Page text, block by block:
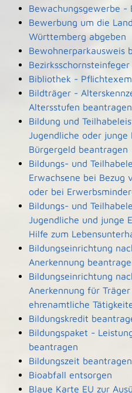
Bewachungsgewerbe -
Bewerbung um die
Württemberg abgeben
Bewohnerparkausweis
Bibliothek -
Bildträger -
Altersstufen beantragen
Bildung und
Jugendliche oder junge
Bürgergeld beantragen
Bildungs- und
Erwachsene bei Bezug
oder bei
Bildungs- und
Jugendliche und junge
Hilfe zum
Bildungseinrichtung
Anerkennung
Bildungseinrichtung
Anerkennung für
ehrenamtliche
Bildungskredit
Bildungspaket -
beantragen
Bildungszeit beantragen
Bioabfall entsorgen
Blaue Karte EU zur